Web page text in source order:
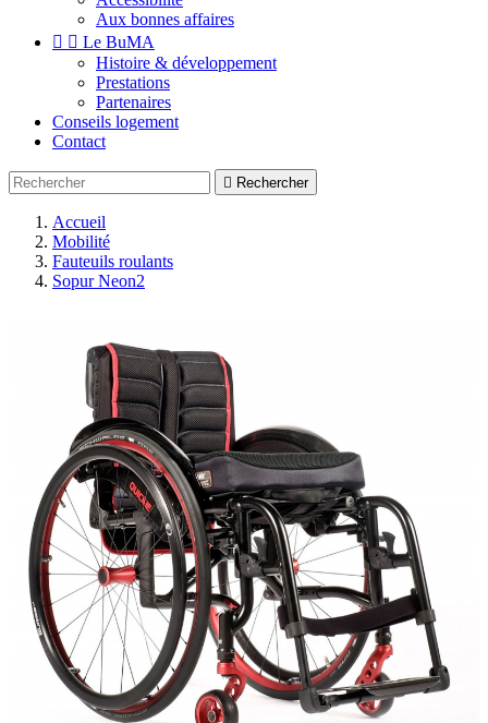
Aux bonnes affaires
  Le BuMA
Histoire & développement
Prestations
Partenaires
Conseils logement
Contact
 Rechercher
Accueil
Mobilité
Fauteuils roulants
Sopur Neon2